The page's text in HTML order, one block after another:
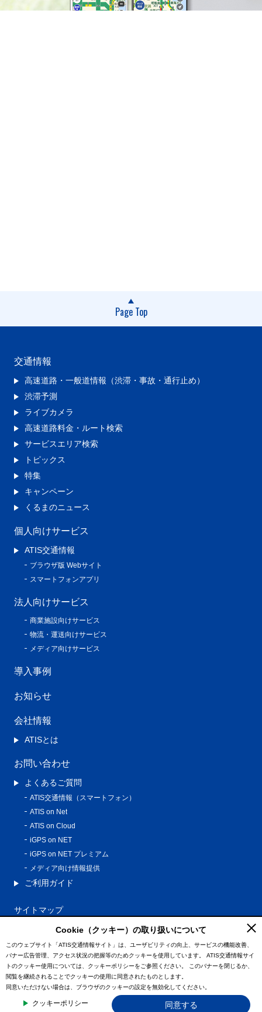
Page Top
交通情報
高速道路・一般道情報（渋滞・事故・通行止め）
渋滞予測
ライブカメラ
高速道路料金・ルート検索
サービスエリア検索
トピックス
特集
キャンペーン
くるまのニュース
個人向けサービス
ATIS交通情報
ブラウザ版 Webサイト
スマートフォンアプリ
法人向けサービス
商業施設向けサービス
物流・運送向けサービス
メディア向けサービス
導入事例
お知らせ
会社情報
ATISとは
お問い合わせ
よくあるご質問
ATIS交通情報（スマートフォン）
ATIS on Net
ATIS on Cloud
iGPS on NET
iGPS on NET プレミアム
メディア向け情報提供
ご利用ガイド
サイトマップ
プライバシーポリシー
利用規約
特定商取引法に基づく表記
情報の外部通信について
© ATIS Co.,Ltd. All Rights Reserved.
Cookie（クッキー）の取り扱いについて
このウェブサイト「ATIS交通情報サイト」は、ユーザビリティの向上、サービスの機能改善、
バナー広告管理、アクセス状況の把握等のためクッキーを使用しています。
ATIS交通情報サイ
トのクッキー使用については、クッキーポリシーをご参照ください。
このバナーを閉じるか、
閲覧を継続されることでクッキーの使用に同意されたものとします。
同意いただけない場合は、ブラウザのクッキーの設定を無効化してください。
クッキーポリシー 同意する